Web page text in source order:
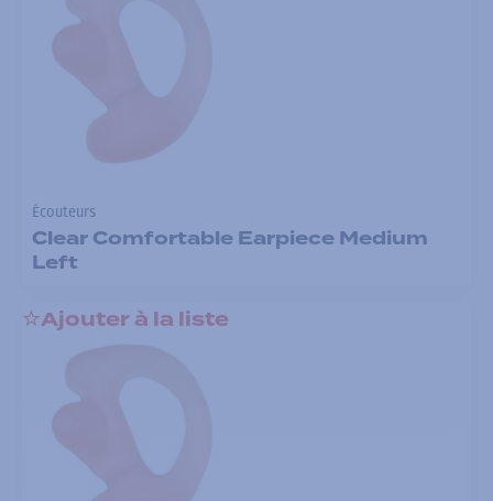
Écouteurs
Clear Comfortable Earpiece Medium
Left
Ajouter à la liste